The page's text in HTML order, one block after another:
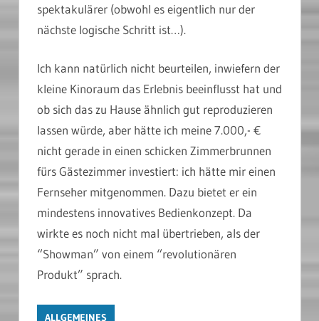
spektakulärer (obwohl es eigentlich nur der
nächste logische Schritt ist…).
Ich kann natürlich nicht beurteilen, inwiefern der
kleine Kinoraum das Erlebnis beeinflusst hat und
ob sich das zu Hause ähnlich gut reproduzieren
lassen würde, aber hätte ich meine 7.000,- €
nicht gerade in einen schicken Zimmerbrunnen
fürs Gästezimmer investiert: ich hätte mir einen
Fernseher mitgenommen. Dazu bietet er ein
mindestens innovatives Bedienkonzept. Da
wirkte es noch nicht mal übertrieben, als der
“Showman” von einem “revolutionären
Produkt” sprach.
ALLGEMEINES